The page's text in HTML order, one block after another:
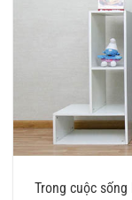
Trong cuộc